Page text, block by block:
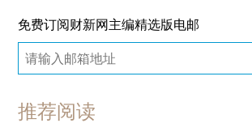
免费订阅财新网主编精选版电邮
推荐阅读